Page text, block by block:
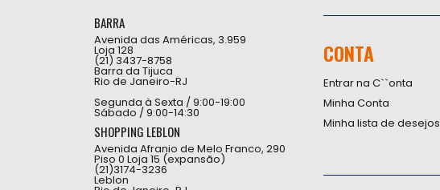
BARRA
Avenida das Américas, 3.959
Loja 128
(21) 3437-8758
Barra da Tijuca
Rio de Janeiro-RJ
Segunda à Sexta / 9:00-19:00
Sábado / 9:00-14:30
SHOPPING LEBLON
Avenida Afranio de Melo Franco, 290
Piso 0 Loja 15 (expansão)
(21)3174-3236
Leblon
CONTA
Entrar na C``onta
Minha Conta
Minha lista de desejos